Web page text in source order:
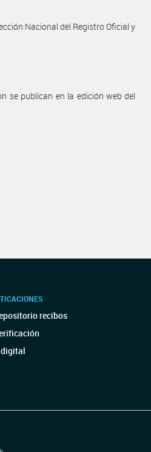
Nacional del Registro Oficial y
se publican en la edición web del
recibos